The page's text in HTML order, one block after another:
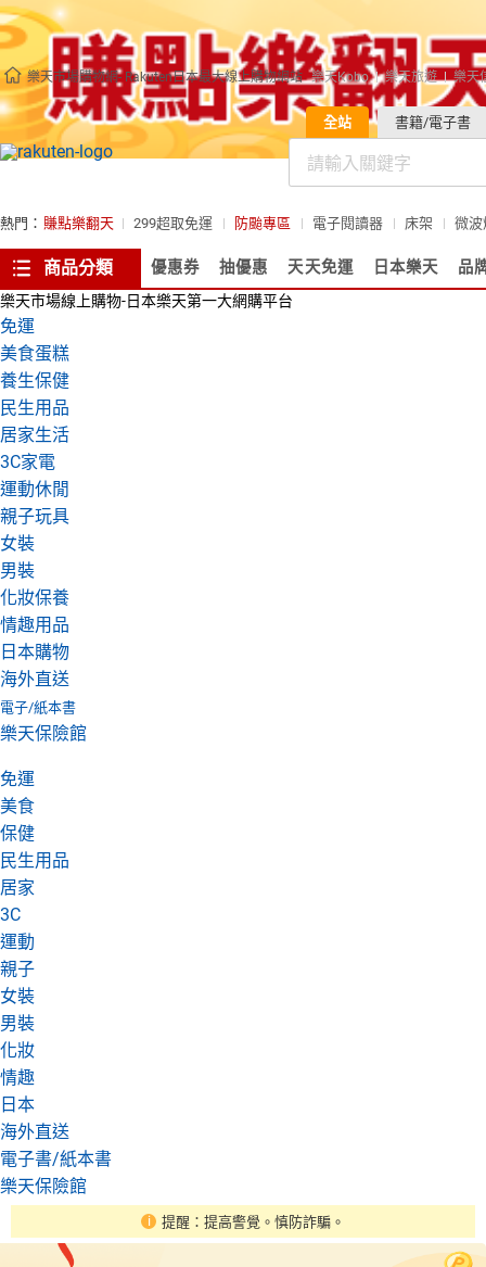
樂天市場購物網- Rakuten日本最大線上購物網站 樂天Kobo 樂天旅遊 樂天
全站 書籍/電子書
熱門： 賺點樂翻天 299超取免運 防颱專區 電子閱讀器 床架 微波
商品分類 優惠券 抽優惠 天天免運 日本樂天 品
樂天市場線上購物-日本樂天第一大網購平台
免運
美食蛋糕
養生保健
民生用品
居家生活
3C家電
運動休閒
親子玩具
女裝
男裝
化妝保養
情趣用品
日本購物
海外直送
電子/紙本書
樂天保險館
免運
美食
保健
民生用品
居家
3C
運動
親子
女裝
男裝
化妝
情趣
日本
海外直送
電子書/紙本書
樂天保險館
提醒：提高警覺。慎防詐騙。